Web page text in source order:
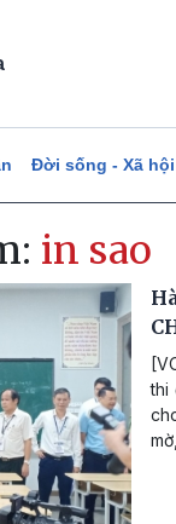
Đời sống - Xã hội
in sao
thi